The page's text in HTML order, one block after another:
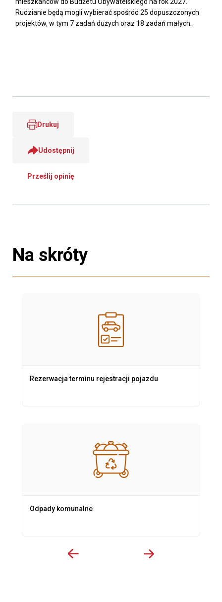
mieszkańców do Budżetu Obywatelskiego na rok 2027.
Rudzianie będą mogli wybierać spośród 25 dopuszczonych
projektów, w tym 7 zadań dużych oraz 18 zadań małych.
Drukuj
Udostępnij
Prześlij opinię
Na skróty
Rezerwacja terminu rejestracji pojazdu
Odpady komunalne